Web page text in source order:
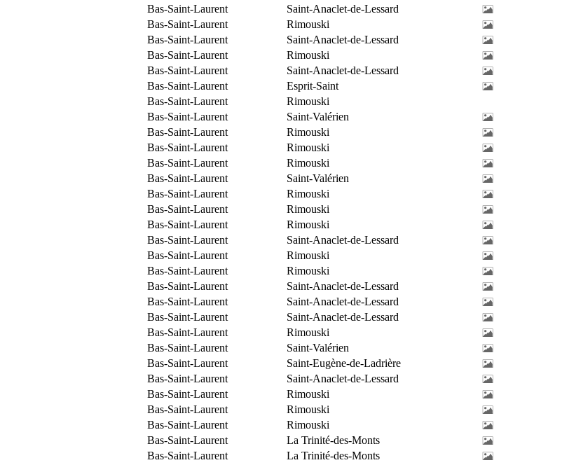
Bas-Saint-Laurent
Saint-Anaclet-de-Lessard
Bas-Saint-Laurent
Rimouski
Bas-Saint-Laurent
Saint-Anaclet-de-Lessard
Bas-Saint-Laurent
Rimouski
Bas-Saint-Laurent
Saint-Anaclet-de-Lessard
Bas-Saint-Laurent
Esprit-Saint
Bas-Saint-Laurent
Rimouski
Bas-Saint-Laurent
Saint-Valérien
Bas-Saint-Laurent
Rimouski
Bas-Saint-Laurent
Rimouski
Bas-Saint-Laurent
Rimouski
Bas-Saint-Laurent
Saint-Valérien
Bas-Saint-Laurent
Rimouski
Bas-Saint-Laurent
Rimouski
Bas-Saint-Laurent
Rimouski
Bas-Saint-Laurent
Saint-Anaclet-de-Lessard
Bas-Saint-Laurent
Rimouski
Bas-Saint-Laurent
Rimouski
Bas-Saint-Laurent
Saint-Anaclet-de-Lessard
Bas-Saint-Laurent
Saint-Anaclet-de-Lessard
Bas-Saint-Laurent
Saint-Anaclet-de-Lessard
Bas-Saint-Laurent
Rimouski
Bas-Saint-Laurent
Saint-Valérien
Bas-Saint-Laurent
Saint-Eugène-de-Ladrière
Bas-Saint-Laurent
Saint-Anaclet-de-Lessard
Bas-Saint-Laurent
Rimouski
Bas-Saint-Laurent
Rimouski
Bas-Saint-Laurent
Rimouski
Bas-Saint-Laurent
La Trinité-des-Monts
Bas-Saint-Laurent La Trinité-des-Monts